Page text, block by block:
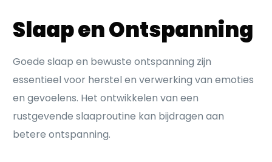
Slaap en Ontspanning
Goede slaap en bewuste ontspanning zijn
essentieel voor herstel en verwerking van emoties
en gevoelens. Het ontwikkelen van een
rustgevende slaaproutine kan bijdragen aan
betere ontspanning.